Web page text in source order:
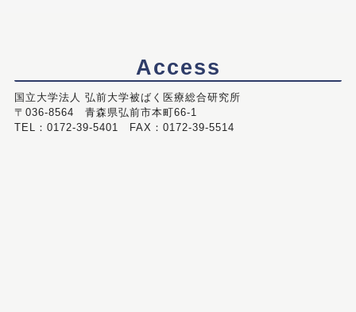
Access
国立大学法人 弘前大学被ばく医療総合研究所
〒036-8564 青森県弘前市本町66-1
TEL：0172-39-5401 FAX：0172-39-5514